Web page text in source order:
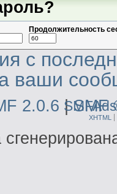
Продолжительность
с
ваши
2.0.6 |SMF
SMFAds
XHTML